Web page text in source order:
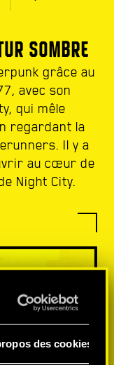
des cookies
SOMBRE
grâce au
avec son
qui mêle
regardant la
Il y a
au cœur de
Night City.